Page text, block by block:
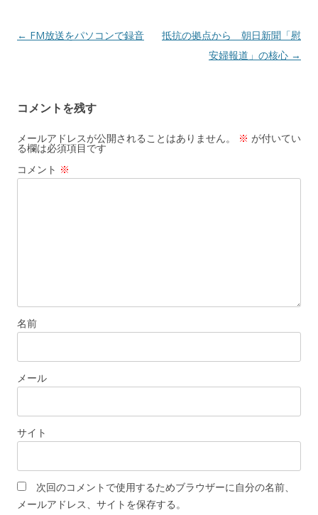
投
ゲ
ー
シ
ョ
← FM放送をパソコンで録音
抵抗の拠点から 朝日新聞「慰
安婦報道」の核心 →
コメントを残す
メールアドレスが公開されることはありません。 ※ が付いてい
る欄は必須項目です
コメント ※
名前
メール
サイト
次回のコメントで使用するためブラウザーに自分の名前、
メールアドレス、サイトを保存する。